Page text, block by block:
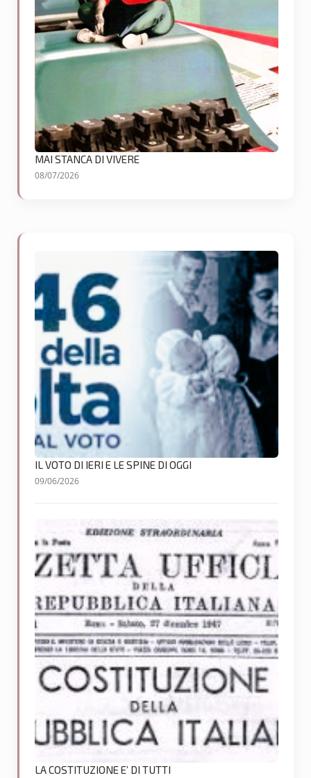
MAI STANCA DI VIVERE
08/07/2026
IL VOTO DI IERI E LE SPINE DI OGGI
09/06/2026
LA COSTITUZIONE E’ DI TUTTI